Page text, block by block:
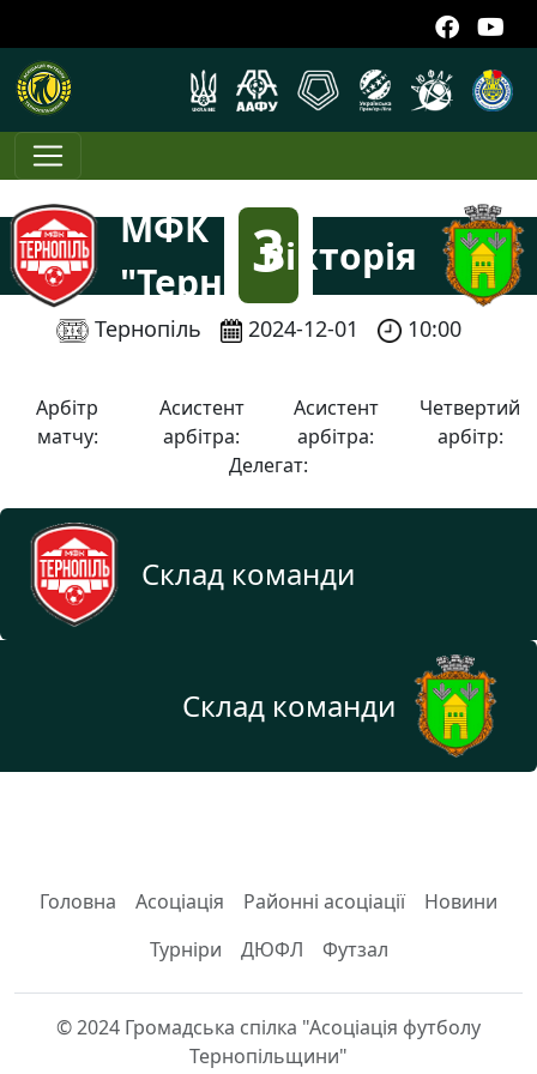
МФК
"Тернопіль"
3
:
Вікторія
Тернопіль 2024-12-01 10:00
Арбітр
матчу:
Асистент
арбітра:
Асистент
арбітра:
Четвертий
арбітр:
Делегат:
Склад команди
Склад команди
Головна Асоціація Районні асоціації
Новини
Турніри
ДЮФЛ Футзал
© 2024 Громадська спілка "Асоціація футболу
Тернопільщини"